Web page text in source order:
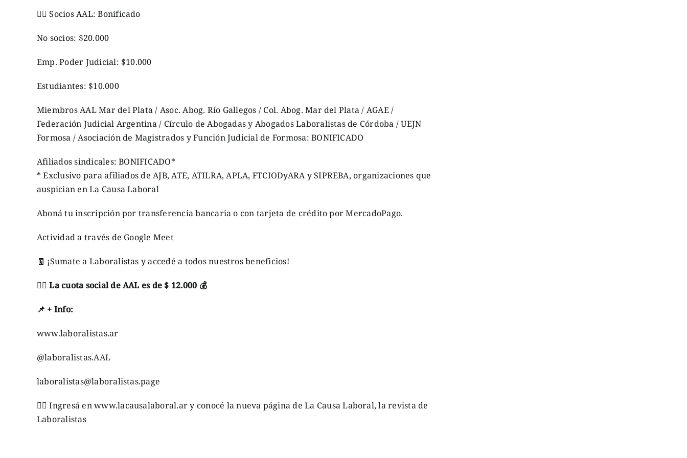
👉🏼 Socios AAL: Bonificado
No socios: $20.000
Emp. Poder Judicial: $10.000
Estudiantes: $10.000
Miembros AAL Mar del Plata / Asoc. Abog. Río Gallegos / Col. Abog. Mar del Plata / AGAE /
Federación Judicial Argentina / Círculo de Abogadas y Abogados Laboralistas de Córdoba / UEJN
Formosa / Asociación de Magistrados y Función Judicial de Formosa: BONIFICADO
Afiliados sindicales: BONIFICADO*
* Exclusivo para afiliados de AJB, ATE, ATILRA, APLA, FTCIODyARA y SIPREBA, organizaciones que
auspician en La Causa Laboral
Aboná tu inscripción por transferencia bancaria o con tarjeta de crédito por MercadoPago.
Actividad a través de Google Meet
🧾 ¡Sumate a Laboralistas y accedé a todos nuestros beneficios!
👉🏼 La cuota social de AAL es de $ 12.000 💰
📌 + Info:
www.laboralistas.ar
@laboralistas.AAL
laboralistas@laboralistas.page
👉🏼 Ingresá enwww.lacausalaboral.ary conocé la nueva página de La Causa Laboral, la revista de
Laboralistas